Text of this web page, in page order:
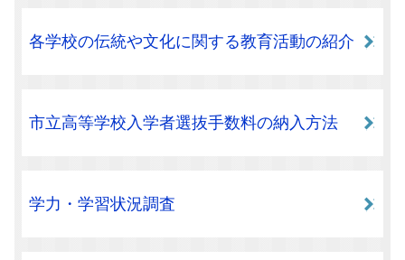
各学校の伝統や文化に関する教育活動の紹介
市立高等学校入学者選抜手数料の納入方法
学力・学習状況調査